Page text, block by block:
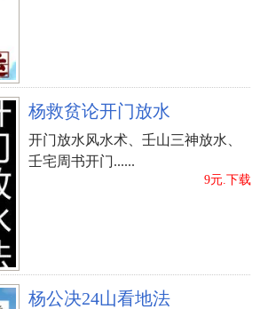
杨救贫论开门放水
开门放水风水术、壬山三神放水、
壬宅周书开门......
9元.下载
杨公决24山看地法